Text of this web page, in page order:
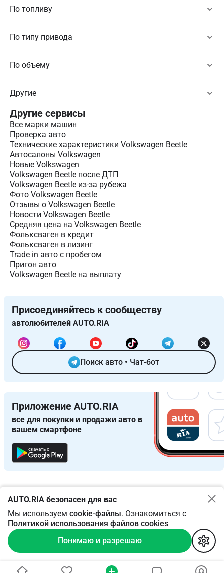
По топливу
По типу привода
По объему
Другие
Другие сервисы
Все марки машин
Проверка авто
Технические характеристики Volkswagen Beetle
Автосалоны Volkswagen
Новые Volkswagen
Volkswagen Beetle после ДТП
Volkswagen Beetle из-за рубежа
Фото Volkswagen Beetle
Отзывы о Volkswagen Beetle
Новости Volkswagen Beetle
Средняя цена на Volkswagen Beetle
Фольксваген в кредит
Фольксваген в лизинг
Trade in авто c пробегом
Пригон авто
Volkswagen Beetle на выплату
Присоединяйтесь к сообществу
автолюбителей AUTO.RIA
Поиск авто • Чат-бот
Приложение AUTO.RIA
все для покупки и продажи авто в
вашем смартфоне
скачать с
AUTO.RIA безопасен для вас
Мы используем cookie-файлы. Ознакомиться с
Политикой использования файлов cookies
Понимаю и разрешаю